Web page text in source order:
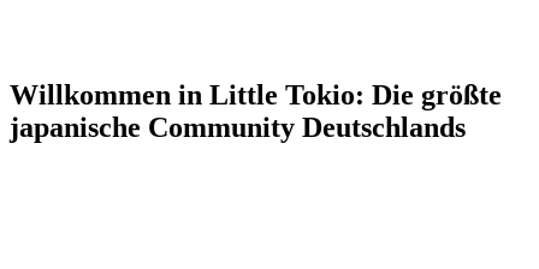
Willkommen in Little Tokio: Die größte
japanische Community Deutschlands